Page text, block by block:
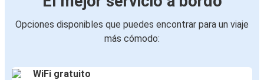
Opciones disponibles que puedes encontrar para un viaje
más cómodo:
WiFi gratuito